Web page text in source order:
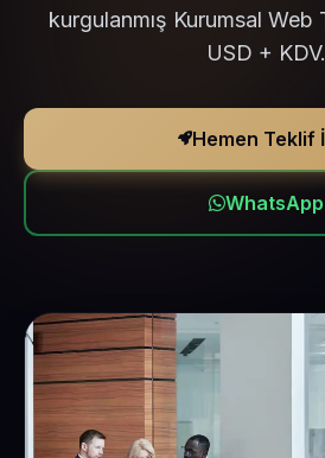
kurgulanmış Kurumsal Web
USD + KDV.
Hemen Teklif
WhatsApp